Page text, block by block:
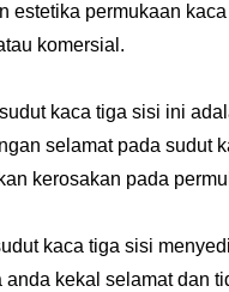
estetika permukaan
komersial.
kaca tiga sisi ini
selamat pada sudut
kerosakan pada
kaca tiga sisi
anda kekal selamat dan